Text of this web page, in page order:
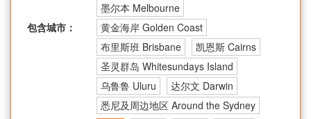
包含城市：
墨尔本 Melbourne
黄金海岸 Golden Coast
布里斯班 Brisbane
凯恩斯 Cairns
圣灵群岛 Whitesundays Island
乌鲁鲁 Uluru
达尔文 Darwin
悉尼及周边地区 Around the Sydney